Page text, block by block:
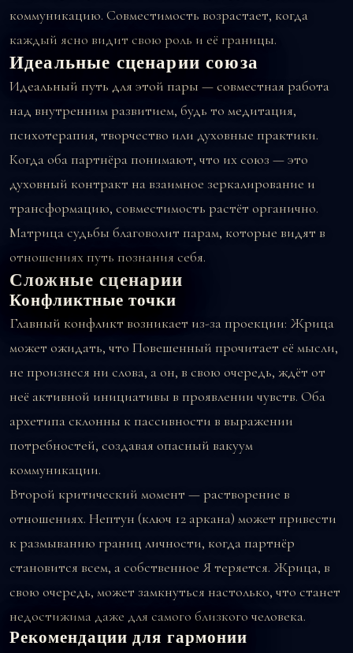
коммуникацию. Совместимость возрастает, когда
каждый ясно видит свою роль и её границы.
Идеальные сценарии союза
Идеальный путь для этой пары — совместная работа
над внутренним развитием, будь то медитация,
психотерапия, творчество или духовные практики.
Когда оба партнёра понимают, что их союз — это
духовный контракт на взаимное зеркалирование и
трансформацию, совместимость растёт органично.
Матрица судьбы благоволит парам, которые видят в
отношениях путь познания себя.
Сложные сценарии
Конфликтные точки
Главный конфликт возникает из-за проекции: Жрица
может ожидать, что Повешенный прочитает её мысли,
не произнеся ни слова, а он, в свою очередь, ждёт от
неё активной инициативы в проявлении чувств. Оба
архетипа склонны к пассивности в выражении
потребностей, создавая опасный вакуум
коммуникации.
Второй критический момент — растворение в
отношениях. Нептун (ключ 12 аркана) может привести
к размыванию границ личности, когда партнёр
становится всем, а собственное Я теряется. Жрица, в
свою очередь, может замкнуться настолько, что станет
недостижима даже для самого близкого человека.
Рекомендации для гармонии